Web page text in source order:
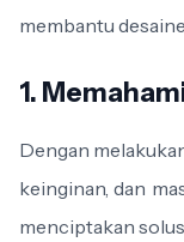
membantu
1.
Dengan
keinginan, dan
menciptakan